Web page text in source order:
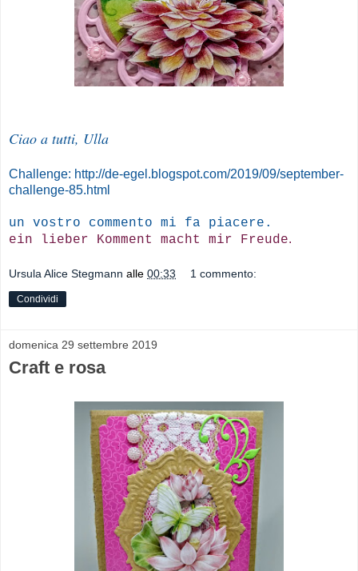
Ciao a tutti, Ulla
Challenge: http://de-egel.blogspot.com/2019/09/september-
challenge-85.html
un vostro commento mi fa piacere.
ein lieber Komment macht mir Freude.
Ursula Alice Stegmann alle 00:33 1 commento:
Condividi
domenica 29 settembre 2019
Craft e rosa